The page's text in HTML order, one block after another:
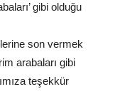
gibi olduğu
son vermek
arabaları gibi
teşekkür